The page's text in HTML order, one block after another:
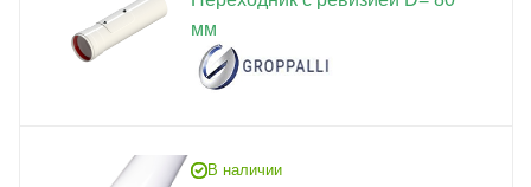
мм
В наличии